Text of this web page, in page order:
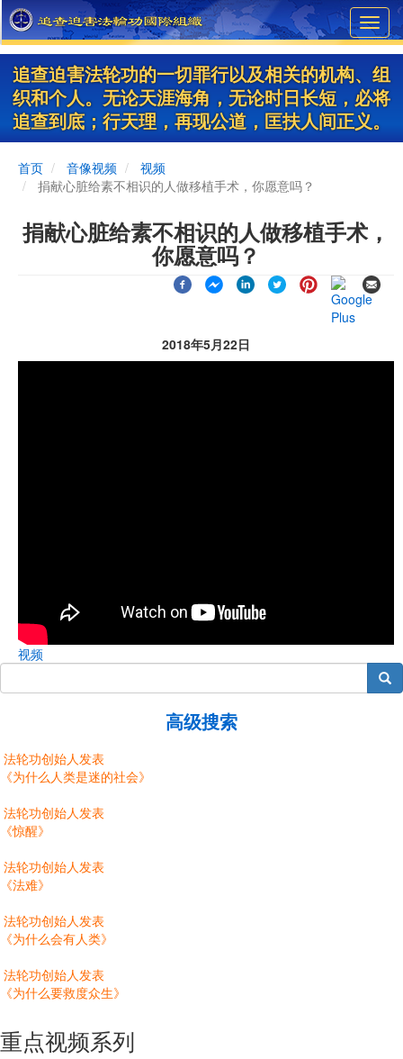
Skip
to
main
content
追查迫害法轮功的一切罪行以及相关的机构、组
织和个人。无论天涯海角，无论时日长短，必将
追查到底；行天理，再现公道，匡扶人间正义。
首页 音像视频
视频
捐献心脏给素不相识的人做移植手术，你愿意吗？
捐献心脏给素不相识的人做移植手术，
你愿意吗？
2018年5月22日
视频
搜索
高级搜索
法轮功创始人发表
《为什么人类是迷的社会》
法轮功创始人发表
《惊醒》
法轮功创始人发表
《法难》
法轮功创始人发表
《为什么会有人类》
法轮功创始人发表
《为什么要救度众生》
重点视频系列